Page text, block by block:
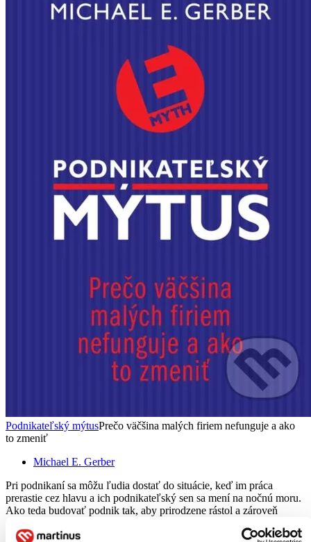
Podnikateľský mýtusPrečo väčšina malých firiem nefunguje a ako
to zmeniť
Michael E. Gerber
Pri podnikaní sa môžu ľudia dostať do situácie, keď im práca
prerastie cez hlavu a ich podnikateľský sen sa mení na nočnú moru.
Ako teda budovať podnik tak, aby prirodzene rástol a zároveň